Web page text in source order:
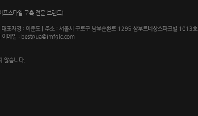
스타일 구축 전문 브랜드)
자명 : 이준도 | 주소 : 서울시 구로구 남부순환로 1295 삼부르네상스파크빌 1013호
메일 : bestpua@imfglc.com
않습니다.